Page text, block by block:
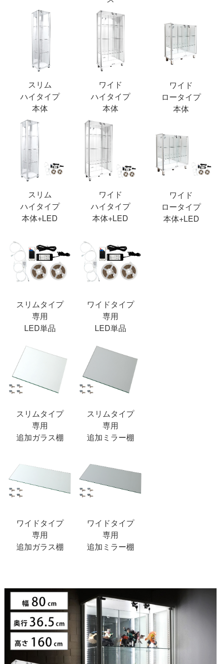
スリム
ハイタイプ
本体
ワイド
ハイタイプ
本体
ワイド
ロータイプ
本体
スリム
ハイタイプ
本体+LED
ワイド
ハイタイプ
本体+LED
ワイド
ロータイプ
本体+LED
スリムタイプ
専用
LED単品
ワイドタイプ
専用
LED単品
スリムタイプ
専用
追加ガラス棚
スリムタイプ
専用
追加ミラー棚
ワイドタイプ
専用
追加ガラス棚
ワイドタイプ
専用
追加ミラー棚